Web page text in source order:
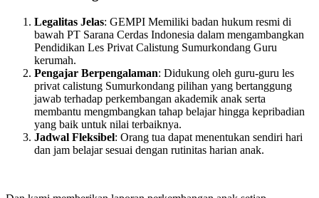
Legalitas Jelas: GEMPI Memiliki badan hukum resmi di
bawah PT Sarana Cerdas Indonesia dalam mengambangkan
Pendidikan Les Privat Calistung Sumurkondang Guru
kerumah.
Pengajar Berpengalaman: Didukung oleh guru-guru les
privat calistung Sumurkondang pilihan yang bertanggung
jawab terhadap perkembangan akademik anak serta
membantu mengmbangkan tahap belajar hingga kepribadian
yang baik untuk nilai terbaiknya.
Jadwal Fleksibel: Orang tua dapat menentukan sendiri hari
dan jam belajar sesuai dengan rutinitas harian anak.